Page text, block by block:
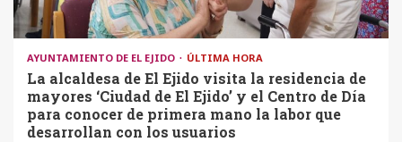
AYUNTAMIENTO DE EL EJIDO ÚLTIMA HORA
La alcaldesa de El Ejido visita la residencia de
mayores ‘Ciudad de El Ejido’ y el Centro de Día
para conocer de primera mano la labor que
desarrollan con los usuarios